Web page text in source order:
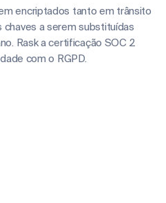
encriptados tanto em trânsito
a serem substituídas
Rask a certificação SOC 2
com o RGPD.